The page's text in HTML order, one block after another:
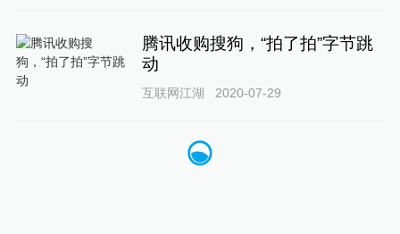
腾讯收购搜狗，“拍了拍”字节跳
动
互联网江湖 2020-07-29